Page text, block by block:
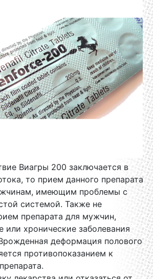
Виагры 200 заключается в
то прием данного препарата
имеющим проблемы с
системой. Также не
препарата для мужчин,
хронические заболевания
деформация полового
противопоказанием к